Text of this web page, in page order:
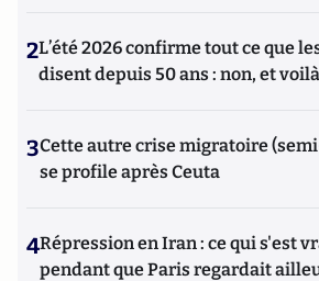
2L’été 2026 confirme tout ce que
disent depuis 50 ans : non, et
3Cette autre crise migratoire
se profile après Ceuta
4Répression en Iran : ce qui s'est
pendant que Paris regardait